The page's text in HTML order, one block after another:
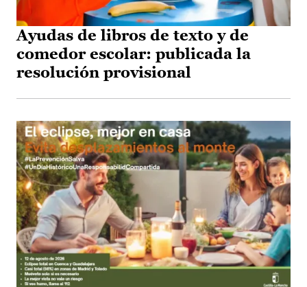
Ayudas de libros de texto y de
comedor escolar: publicada la
resolución provisional